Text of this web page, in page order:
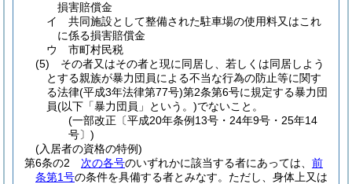
損害賠償金
イ
共同施設として整備された駐車場の使用料又はこれ
に係る損害賠償金
ウ
市町村民税
(5)
その者又はその者と現に同居し、若しくは同居しよう
とする親族が暴力団員による不当な行為の防止等に関す
る法律(平成3年法律第77号)第2条第6号に規定する暴力団
員(以下「暴力団員」という。)でないこと。
(一部改正〔平成20年条例13号・24年9号・25年14
号〕)
(入居者の資格の特例)
第6条の2
次の各号のいずれかに該当する者にあっては、 前
条第1号の条件を具備する者とみなす。 ただし、身体上又は